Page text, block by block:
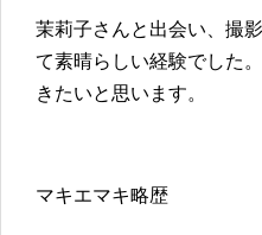
茉莉子さんと出会い、撮
て素晴らしい経験でした
きたいと思います。
マキエマキ略歴